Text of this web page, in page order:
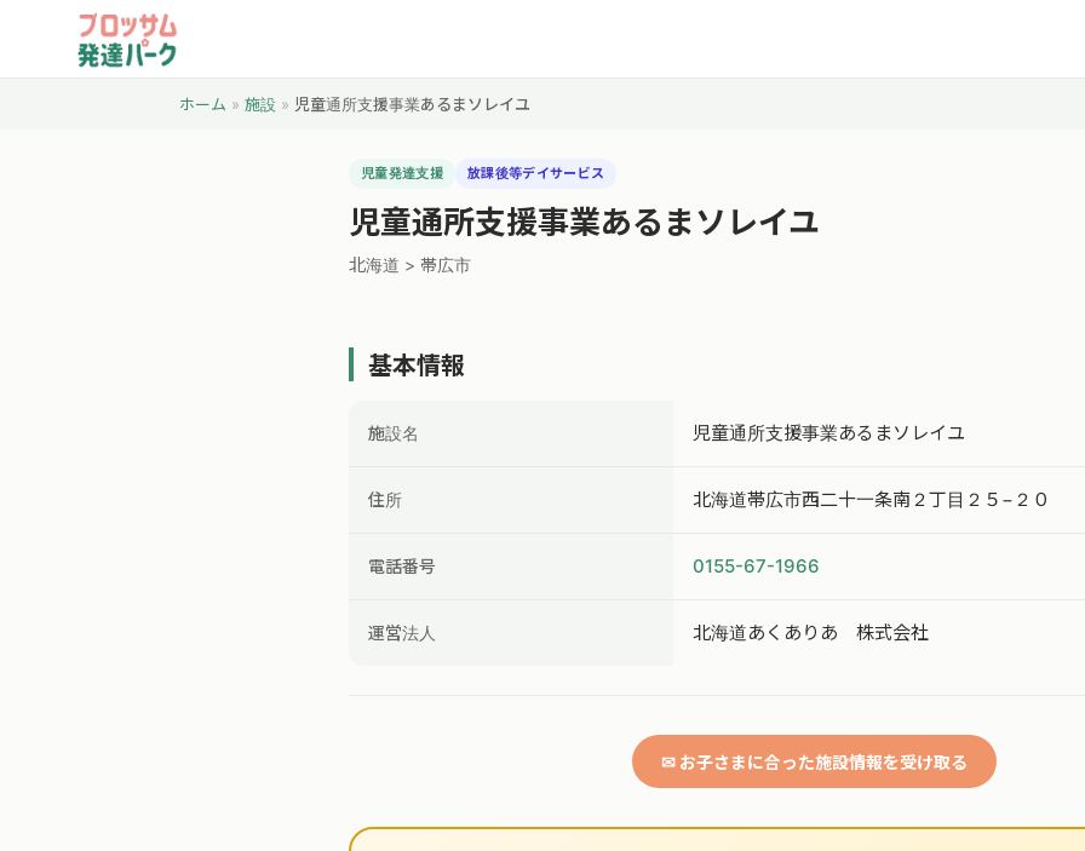
ホーム » 施設 » 児童通所支援事業あるまソレイユ
児童発達支援 放課後等デイサービス
児童通所支援事業あるまソレイユ
北海道 > 帯広市
基本情報
施設名 児童通所支援事業あるまソレイユ
住所 北海道帯広市西二十一条南２丁目２５−２０
電話番号 0155-67-1966
運営法人 北海道あくありあ 株式会社
✉ お子さまに合った施設情報を受け取る